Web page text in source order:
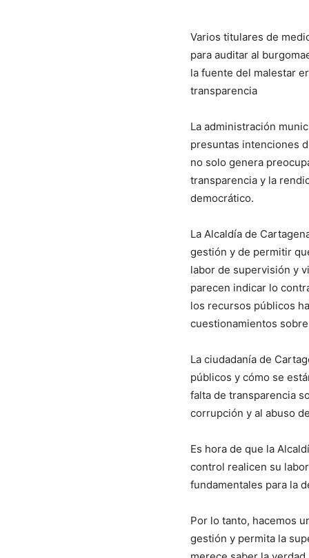
Varios titulares de
para auditar al
la fuente del malestar
transparencia
La administración
presuntas intenciones
no solo genera
transparencia y la
democrático.
La Alcaldía de
gestión y de permitir
labor de supervisión y
parecen indicar lo
los recursos públicos
cuestionamientos
La ciudadanía de
públicos y cómo se
falta de transparencia
corrupción y al abuso
Es hora de que la
control realicen su
fundamentales para la
Por lo tanto, hacemos
gestión y permita la